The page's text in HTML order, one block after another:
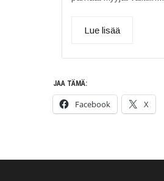
Lue lisää
JAA TÄMÄ:
Facebook X